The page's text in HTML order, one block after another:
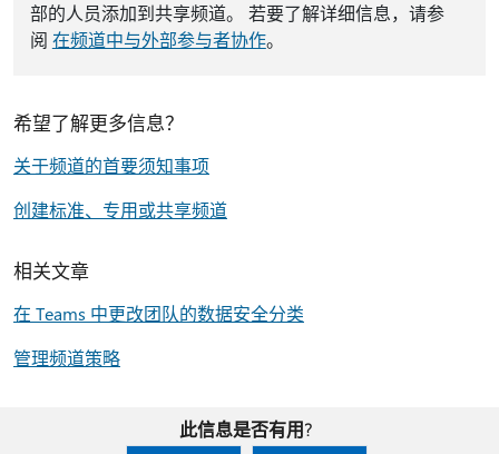
部的人员添加到共享频道。 若要了解详细信息，请参
阅 在频道中与外部参与者协作。
希望了解更多信息？
关于频道的首要须知事项
创建标准、专用或共享频道
相关文章
在 Teams 中更改团队的数据安全分类
管理频道策略
此信息是否有用?